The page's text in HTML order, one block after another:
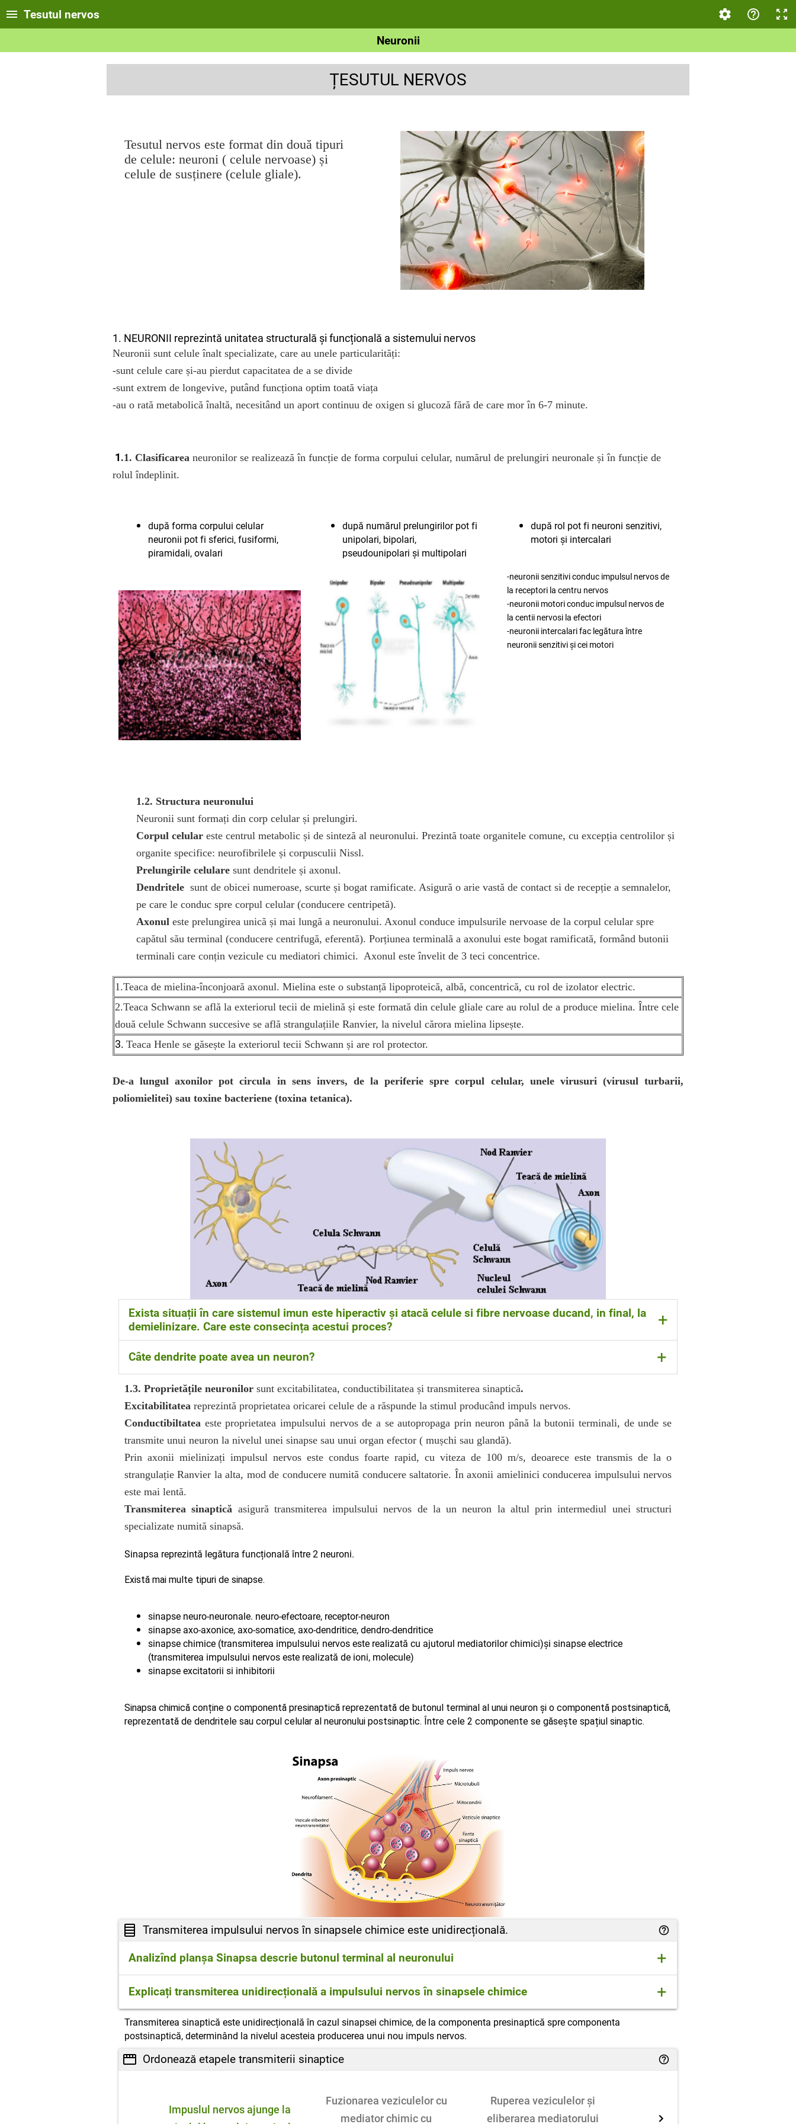
Tesutul nervos
Neuronii
ȚESUTUL NERVOS
Tesutul nervos este format din două tipuri
de celule: neuroni ( celule nervoase) și
celule de susținere (celule gliale).
1. NEURONII reprezintă unitatea structurală și funcțională a sistemului nervos
Neuronii sunt celule înalt specializate, care au unele particularități:
-sunt celule care și-au pierdut capacitatea de a se divide
-sunt extrem de longevive, putând funcționa optim toată viața
-au o rată metabolică înaltă, necesitând un aport continuu de oxigen si glucoză fără de care mor în 6-7 minute.
1.1. Clasificarea neuronilor se realizează în funcție de forma corpului celular, numărul de prelungiri neuronale și în funcție de
rolul îndeplinit.
după forma corpului celular
neuronii pot fi sferici, fusiformi,
piramidali, ovalari
după numărul prelungirilor pot fi
unipolari, bipolari,
pseudounipolari și multipolari
după rol pot fi neuroni senzitivi,
motori și intercalari
-neuronii senzitivi conduc impulsul nervos de
la receptori la centru nervos
-neuronii motori conduc impulsul nervos de
la centii nervosi la efectori
-neuronii intercalari fac legătura între
neuronii senzitivi și cei motori
1.2. Structura neuronului
Neuronii sunt formați din corp celular și prelungiri.
Corpul celular este centrul metabolic și de sinteză al neuronului. Prezintă toate organitele comune, cu excepția centrolilor și
organite specifice: neurofibrilele și corpusculii Nissl.
Prelungirile celulare sunt dendritele și axonul.
Dendritele sunt de obicei numeroase, scurte și bogat ramificate. Asigură o arie vastă de contact si de recepție a semnalelor,
pe care le conduc spre corpul celular (conducere centripetă).
Axonul este prelungirea unică și mai lungă a neuronului. Axonul conduce impulsurile nervoase de la corpul celular spre
capătul său terminal (conducere centrifugă, eferentă). Porțiunea terminală a axonului este bogat ramificată, formând butonii
terminali care conțin vezicule cu mediatori chimici. Axonul este învelit de 3 teci concentrice.
1.Teaca de mielina-înconjoară axonul. Mielina este o substanță lipoproteică, albă, concentrică, cu rol de izolator electric.
2.Teaca Schwann se află la exteriorul tecii de mielină și este formată din celule gliale care au rolul de a produce mielina. Între cele
două celule Schwann succesive se află strangulațiile Ranvier, la nivelul cărora mielina lipsește.
3. Teaca Henle se găsește la exteriorul tecii Schwann și are rol protector.
De-a lungul axonilor pot circula in sens invers, de la periferie spre corpul celular, unele virusuri (virusul turbarii,
poliomielitei) sau toxine bacteriene (toxina tetanica).
Exista situații în care sistemul imun este hiperactiv și atacă celule si fibre nervoase ducand, in final, la
demielinizare. Care este consecința acestui proces?
+
Datorita distrugerii tecii de mielina este redusă viteza conducerii impusului nervos prin axon, ceea ce
determină afectarea comunicării între creier si restul structurilor nervoase. Pot apare tulburari de vorbire, de
Câte dendrite poate avea un neuron? +
Dendritele pot fi numeroase (la majoritatea neuronilor), pot fi 1 ( în cazul neuronilor bipolari și
psudounipolari) sau pot lipsi ( în cazul neuronilor unipolari)
1.3. Proprietățile neuronilor sunt excitabilitatea, conductibilitatea și transmiterea sinaptică.
Excitabilitatea reprezintă proprietatea oricarei celule de a răspunde la stimul producând impuls nervos.
Conductibiltatea este proprietatea impulsului nervos de a se autopropaga prin neuron până la butonii terminali, de unde se
transmite unui neuron la nivelul unei sinapse sau unui organ efector ( mușchi sau glandă).
Prin axonii mielinizați impulsul nervos este condus foarte rapid, cu viteza de 100 m/s, deoarece este transmis de la o
strangulație Ranvier la alta, mod de conducere numită conducere saltatorie. În axonii amielinici conducerea impulsului nervos
este mai lentă.
Transmiterea sinaptică asigură transmiterea impulsului nervos de la un neuron la altul prin intermediul unei structuri
specializate numită sinapsă.
Sinapsa reprezintă legătura funcțională între 2 neuroni.
Există mai multe tipuri de sinapse.
sinapse neuro-neuronale. neuro-efectoare, receptor-neuron
sinapse axo-axonice, axo-somatice, axo-dendritice, dendro-dendritice
sinapse chimice (transmiterea impulsului nervos este realizată cu ajutorul mediatorilor chimici)și sinapse electrice
(transmiterea impulsului nervos este realizată de ioni, molecule)
sinapse excitatorii si inhibitorii
Sinapsa chimică conține o componentă presinaptică reprezentată de butonul terminal al unui neuron și o componentă postsinaptică,
reprezentată de dendritele sau corpul celular al neuronului postsinaptic. Între cele 2 componente se găsește spațiul sinaptic.
Transmiterea impulsului nervos în sinapsele chimice este unidirecțională.
Analizînd planșa Sinapsa descrie butonul terminal al neuronului +
Butonul terminal conține neurofibrile (organite specifice neuronului), mitocondrii numeroase ( care produc
energie celulară) și vezicule cu mediator chimic ( substanță chimică care asigură transmiterea impulsului
nervos)
Explicați transmiterea unidirecțională a impulsului nervos în sinapsele chimice +
Deoarece componenta presinaptică conține vezicule cu mediator chimic, care se rup și eliberează
mediatorul în spațiul sinaptic și apoi difuzează spre componenta postsinaptică.
Transmiterea sinaptică este unidirecțională în cazul sinapsei chimice, de la componenta presinaptică spre componenta
postsinaptică, determinând la nivelul acesteia producerea unui nou impuls nervos.
Ordonează etapele transmiterii sinaptice
Impuslul nervos ajunge la
Fuzionarea veziculelor cu
mediator chimic cu
Ruperea veziculelor și
eliberarea mediatorului